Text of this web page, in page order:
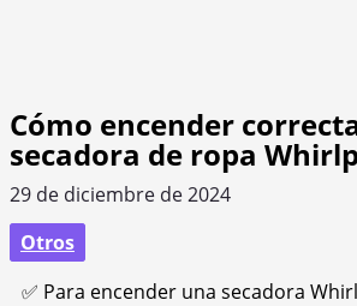
Cómo encender
secadora de ropa
29 de diciembre de 2024
Otros
✅ Para encender una secadora